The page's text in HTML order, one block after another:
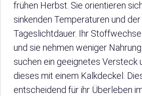
frühen Herbst. Sie orientieren
sinkenden Temperaturen und
Tageslichtdauer. Ihr
und sie nehmen weniger
suchen ein geeignetes Versteck
dieses mit einem Kalkdeckel.
entscheidend für ihr Überleben